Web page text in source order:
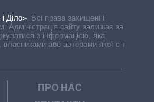
Діло» Всі права захищені і
Адміністрація сайту залишає за
з інформацією, яка
власниками або авторами якої є треті
ПРО НАС